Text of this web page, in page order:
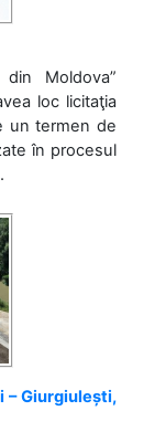
Moldova”
loc licitaţia
un termen de
în procesul
– Giurgiulești,